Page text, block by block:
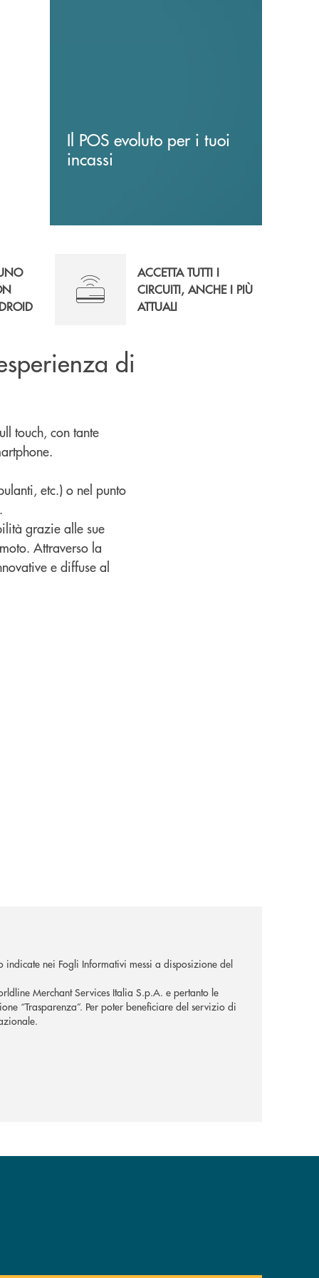
Il POS evoluto per i tuoi
incassi
ACCETTA TUTTI I
CIRCUITI, ANCHE I PIÙ
ATTUALI
di
touch, con tante
etc.) o nel punto
grazie alle sue
Attraverso la
e diffuse al
nei Fogli Informativi messi a disposizione del
Merchant Services Italia S.p.A. e pertanto le
“Trasparenza”. Per poter beneficiare del servizio di